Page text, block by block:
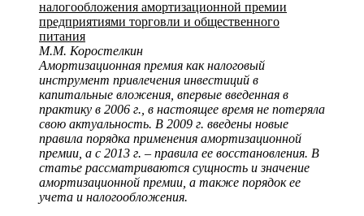
налогообложения амортизационной премии
предприятиями торговли и общественного
питания
М.М. Коростелкин
Амортизационная премия как налоговый
инструмент привлечения инвестиций в
капитальные вложения, впервые введенная в
практику в 2006 г., в настоящее время не потеряла
свою актуальность. В 2009 г. введены новые
правила порядка применения амортизационной
премии, а с 2013 г. – правила ее восстановления. В
статье рассматриваются сущность и значение
амортизационной премии, а также порядок ее
учета и налогообложения.